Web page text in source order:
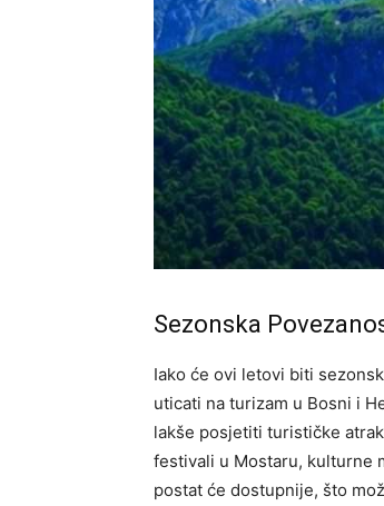
Sezonska
Iako će ovi letovi biti
uticati na turizam u Bosni i
lakše posjetiti turističke
festivali u Mostaru, kulturne
postat će dostupnije, što